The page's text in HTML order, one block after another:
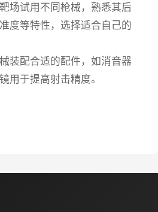
场试用不同枪械，熟悉其后
度等特性，选择适合自己的
装配合适的配件，如消音器
用于提高射击精度。